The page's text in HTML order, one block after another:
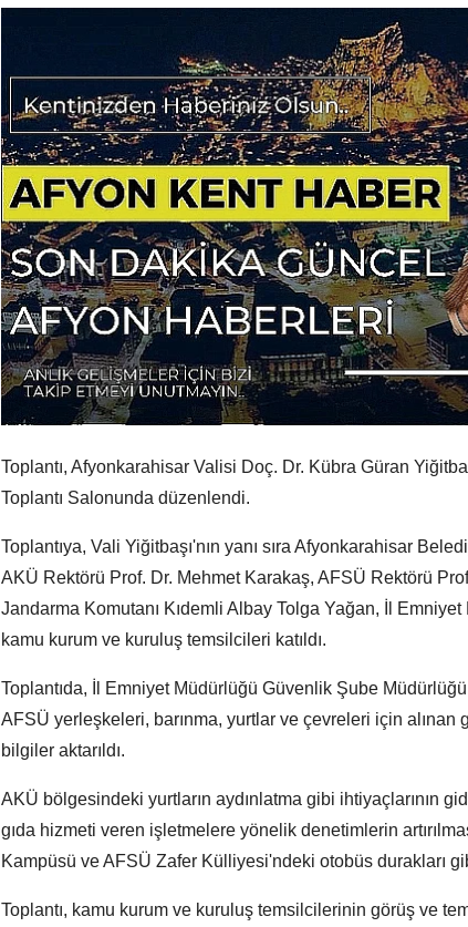
Toplantı, Afyonkarahisar Valisi Doç. Dr. Kübra Güran
Toplantı Salonunda düzenlendi.
Toplantıya, Vali Yiğitbaşı'nın yanı sıra Afyonkarahisar
AKÜ Rektörü Prof. Dr. Mehmet Karakaş, AFSÜ Rektörü
Jandarma Komutanı Kıdemli Albay Tolga Yağan, İl
kamu kurum ve kuruluş temsilcileri katıldı.
Toplantıda, İl Emniyet Müdürlüğü Güvenlik Şube
AFSÜ yerleşkeleri, barınma, yurtlar ve çevreleri için alınan
bilgiler aktarıldı.
AKÜ bölgesindeki yurtların aydınlatma gibi ihtiyaçlarının
gıda hizmeti veren işletmelere yönelik denetimlerin
Kampüsü ve AFSÜ Zafer Külliyesi'ndeki otobüs durakları
Toplantı, kamu kurum ve kuruluş temsilcilerinin görüş ve